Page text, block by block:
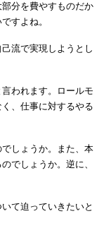
分を費やすものだか
すよね。
流で実現しようとし
言われます。ロールモ
、仕事に対するやる
しょうか。また、本
でしょうか。逆に、
て迫っていきたいと